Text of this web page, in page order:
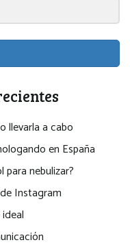
llevarla a cabo
en España
nebulizar?
Instagram